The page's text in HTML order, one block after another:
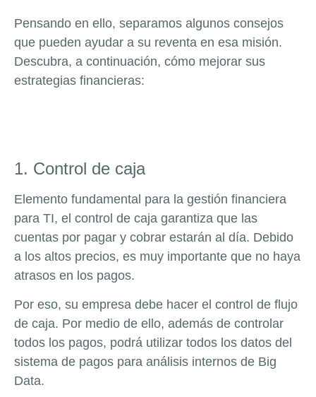
Pensando en ello, separamos algunos consejos
que pueden ayudar a su reventa en esa misión.
Descubra, a continuación, cómo mejorar sus
estrategias financieras:
1. Control de caja
Elemento fundamental para la gestión financiera
para TI, el control de caja garantiza que las
cuentas por pagar y cobrar estarán al día. Debido
a los altos precios, es muy importante que no haya
atrasos en los pagos.
Por eso, su empresa debe hacer el control de flujo
de caja. Por medio de ello, además de controlar
todos los pagos, podrá utilizar todos los datos del
sistema de pagos para análisis internos de Big
Data.